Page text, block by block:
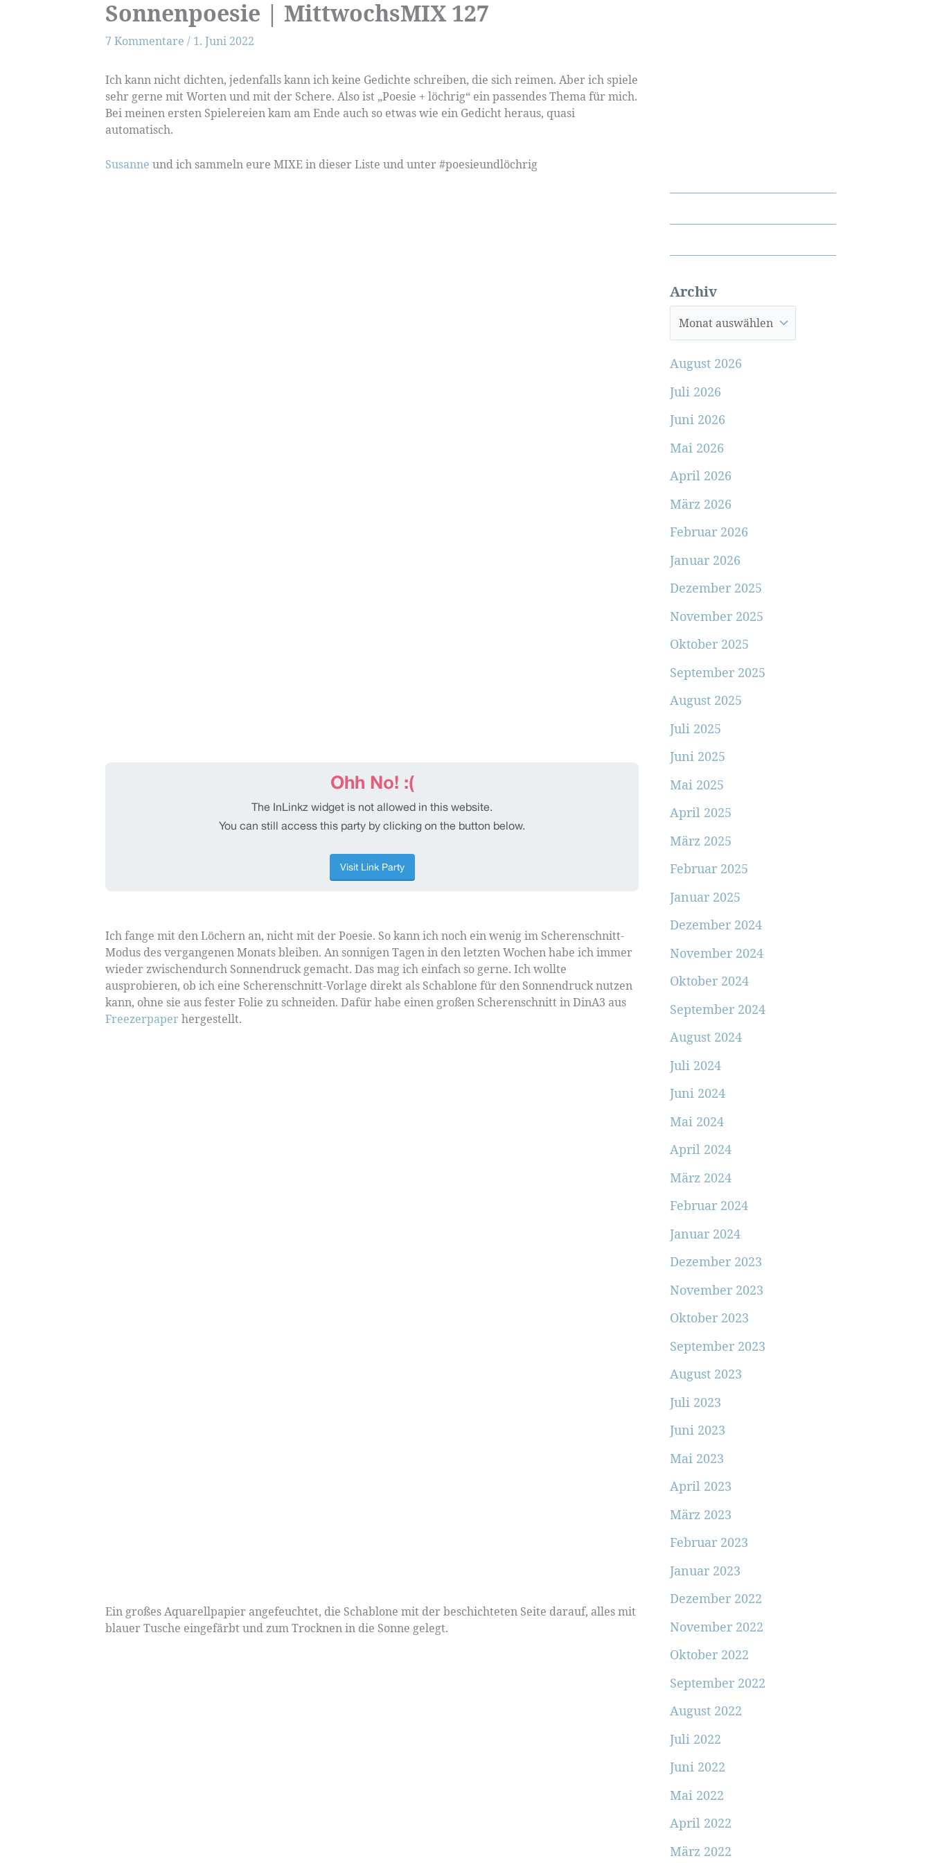
Sonnenpoesie | MittwochsMIX 127
7 Kommentare / 1. Juni 2022
Ich kann nicht dichten, jedenfalls kann ich keine Gedichte schreiben, die sich reimen. Aber ich spiele
sehr gerne mit Worten und mit der Schere. Also ist „Poesie + löchrig“ ein passendes Thema für mich.
Bei meinen ersten Spielereien kam am Ende auch so etwas wie ein Gedicht heraus, quasi
automatisch.
Susanne und ich sammeln eure MIXE in dieser Liste und unter #poesieundlöchrig
Ich fange mit den Löchern an, nicht mit der Poesie. So kann ich noch ein wenig im Scherenschnitt-
Modus des vergangenen Monats bleiben. An sonnigen Tagen in den letzten Wochen habe ich immer
wieder zwischendurch Sonnendruck gemacht. Das mag ich einfach so gerne. Ich wollte
ausprobieren, ob ich eine Scherenschnitt-Vorlage direkt als Schablone für den Sonnendruck nutzen
kann, ohne sie aus fester Folie zu schneiden. Dafür habe einen großen Scherenschnitt in DinA3 aus
Freezerpaper hergestellt.
Ein großes Aquarellpapier angefeuchtet, die Schablone mit der beschichteten Seite darauf, alles mit
blauer Tusche eingefärbt und zum Trocknen in die Sonne gelegt.
Archiv
August 2026
Juli 2026
Juni 2026
Mai 2026
April 2026
März 2026
Februar 2026
Januar 2026
Dezember 2025
November 2025
Oktober 2025
September 2025
August 2025
Juli 2025
Juni 2025
Mai 2025
April 2025
März 2025
Februar 2025
Januar 2025
Dezember 2024
November 2024
Oktober 2024
September 2024
August 2024
Juli 2024
Juni 2024
Mai 2024
April 2024
März 2024
Februar 2024
Januar 2024
Dezember 2023
November 2023
Oktober 2023
September 2023
August 2023
Juli 2023
Juni 2023
Mai 2023
April 2023
März 2023
Februar 2023
Januar 2023
Dezember 2022
November 2022
Oktober 2022
September 2022
August 2022
Juli 2022
Juni 2022
Mai 2022
April 2022
März 2022